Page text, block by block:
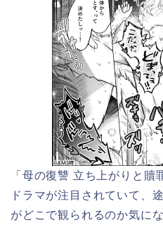
「母の復讐 立ち上がりと贖
ドラマが注目されていて、
がどこで観られるのか気に